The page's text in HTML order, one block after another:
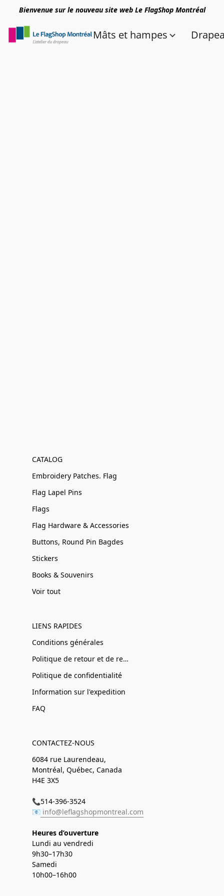
Bienvenue sur le nouveau site web Le FlagShop Montréal
Mâts et hampes
CATALOG
Embroidery Patches. Flag
Flag Lapel Pins
Flags
Flag Hardware & Accessories
Buttons, Round Pin Bagdes
Stickers
Books & Souvenirs
Voir tout
LIENS RAPIDES
Conditions générales
Politique de retour et de remboursement
Politique de confidentialité
Information sur l'expedition
FAQ
CONTACTEZ-NOUS
6084 rue Laurendeau,
Montréal, Québec, Canada
H4E 3X5
📞514-396-3524
📧 info@leflagshopmontreal.com
Heures d’ouverture
Lundi au vendredi
9h30–17h30
Samedi
10h00–16h00